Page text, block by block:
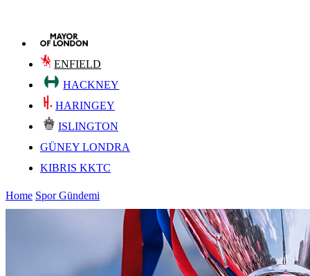
ENFIELD
HACKNEY
HARINGEY
ISLINGTON
GÜNEY LONDRA
KIBRIS KKTC
Home Spor Gündemi